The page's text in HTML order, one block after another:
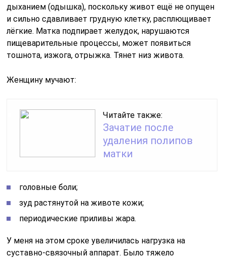
дыханием (одышка), поскольку живот ещё не опущен
и сильно сдавливает грудную клетку, расплющивает
лёгкие. Матка подпирает желудок, нарушаются
пищеварительные процессы, может появиться
тошнота, изжога, отрыжка. Тянет низ живота.
Женщину мучают:
Читайте также:
Зачатие после
удаления полипов
матки
головные боли;
зуд растянутой на животе кожи;
периодические приливы жара.
У меня на этом сроке увеличилась нагрузка на
суставно-связочный аппарат. Было тяжело